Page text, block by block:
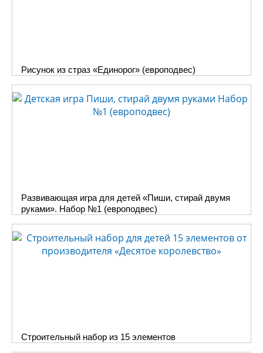
Рисунок из страз «Единорог» (европодвес)
Развивающая игра для детей «Пиши, стирай двумя
руками». Набор №1 (европодвес)
Строительный набор из 15 элементов